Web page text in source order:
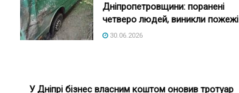
Дніпропетровщини: поранені
четверо людей, виникли пожежі
30.06.2026
У Дніпрі бізнес власним коштом оновив тротуар